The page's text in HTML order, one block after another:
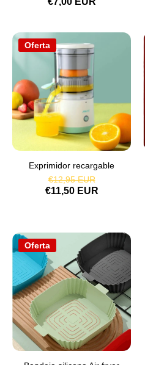
Oferta
Exprimidor recargable
€12,95 EUR
€11,50 EUR
Oferta